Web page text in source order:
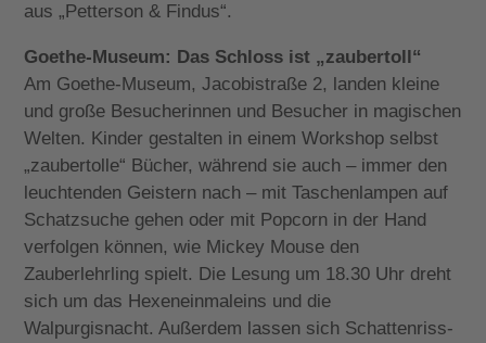
aus „Petterson & Findus“.
Goethe-Museum: Das Schloss ist „zaubertoll“
Am Goethe-Museum, Jacobistraße 2, landen kleine
und große Besucherinnen und Besucher in magischen
Welten. Kinder gestalten in einem Workshop selbst
„zaubertolle“ Bücher, während sie auch – immer den
leuchtenden Geistern nach – mit Taschenlampen auf
Schatzsuche gehen oder mit Popcorn in der Hand
verfolgen können, wie Mickey Mouse den
Zauberlehrling spielt. Die Lesung um 18.30 Uhr dreht
sich um das Hexeneinmaleins und die
Walpurgisnacht. Außerdem lassen sich Schattenriss-